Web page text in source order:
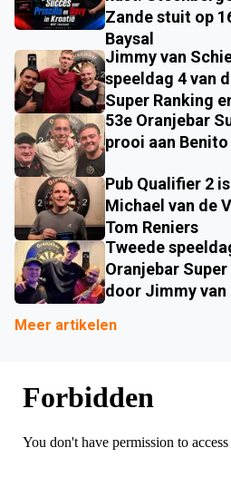
Zande stuit op
Baysal
Jimmy van
speeldag 4 van
Super Ranking
53e Oranjebar
prooi aan Benito
Pub Qualifier 2
Michael van de
Tom Reniers
Tweede
Oranjebar
door Jimmy van
Meer artikelen